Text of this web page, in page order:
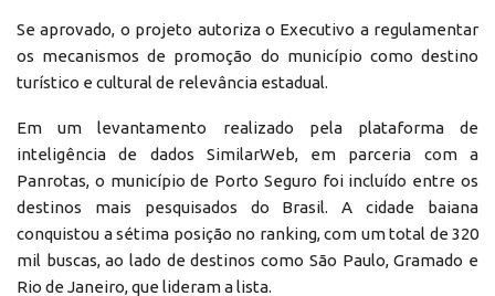
Se aprovado, o projeto autoriza o Executivo a regulamentar
os mecanismos de promoção do município como destino
turístico e cultural de relevância estadual.
Em um levantamento realizado pela plataforma de
inteligência de dados SimilarWeb, em parceria com a
Panrotas, o município de Porto Seguro foi incluído entre os
destinos mais pesquisados do Brasil. A cidade baiana
conquistou a sétima posição no ranking, com um total de 320
mil buscas, ao lado de destinos como São Paulo, Gramado e
Rio de Janeiro, que lideram a lista.